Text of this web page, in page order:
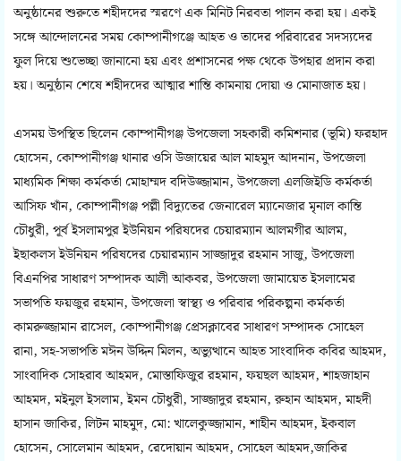
অনুষ্ঠানের শুরুতে শহীদদের স্মরণে এক মিনিট নিরবতা পালন করা হয়। একই
সঙ্গে আন্দোলনের সময় কোম্পানীগঞ্জে আহত ও তাদের পরিবারের সদস্যদের
ফুল দিয়ে শুভেচ্ছা জানানো হয় এবং প্রশাসনের পক্ষ থেকে উপহার প্রদান করা
হয়। অনুষ্ঠান শেষে শহীদদের আত্মার শান্তি কামনায় দোয়া ও মোনাজাত হয়।
এসময় উপস্থিত ছিলেন কোম্পানীগঞ্জ উপজেলা সহকারী কমিশনার (ভূমি) ফরহাদ
হোসেন, কোম্পানীগঞ্জ থানার ওসি উজায়ের আল মাহমুদ আদনান, উপজেলা
মাধ্যমিক শিক্ষা কর্মকর্তা মোহাম্মদ বদিউজ্জামান, উপজেলা এলজিইডি কর্মকর্তা
আসিফ খাঁন, কোম্পানীগঞ্জ পল্লী বিদ্যুতের জেনারেল ম্যানেজার মৃনাল কান্তি
চৌধুরী, পূর্ব ইসলামপুর ইউনিয়ন পরিষদের চেয়ারম্যান আলমগীর আলম,
ইছাকলস ইউনিয়ন পরিষদের চেয়ারম্যান সাজ্জাদুর রহমান সাজু, উপজেলা
বিএনপির সাধারণ সম্পাদক আলী আকবর, উপজেলা জামায়েত ইসলামের
সভাপতি ফয়জুর রহমান, উপজেলা স্বাস্থ্য ও পরিবার পরিকল্পনা কর্মকর্তা
কামরুজ্জামান রাসেল, কোম্পানীগঞ্জ প্রেসক্লাবের সাধারণ সম্পাদক সোহেল
রানা, সহ-সভাপতি মঈন উদ্দিন মিলন, অভ্যুত্থানে আহত সাংবাদিক কবির আহমদ,
সাংবাদিক সোহরাব আহমদ, মোস্তাফিজুর রহমান, ফয়ছল আহমদ, শাহজাহান
আহমদ, মইনুল ইসলাম, ইমন চৌধুরী, সাজ্জাদুর রহমান, রুহান আহমদ, মাহদী
হাসান জাকির, লিটন মাহমুদ, মো: খালেকুজ্জামান, শাহীন আহমদ, ইকবাল
হোসেন, সোলেমান আহমদ, রেদোয়ান আহমদ, সোহেল আহমদ,জাকির